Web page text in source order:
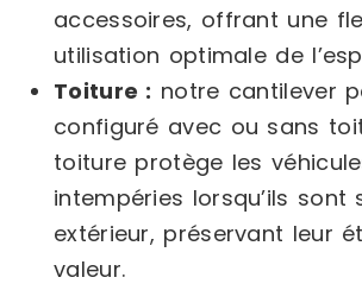
accessoires, offrant une
utilisation optimale de
Toiture : notre cantilever
configuré avec ou sans
toiture protège les
intempéries lorsqu’ils sont
extérieur, préservant leur
valeur.